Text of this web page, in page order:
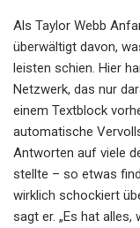
Als Taylor Webb
überwältigt davon,
leisten schien. Hier
Netzwerk, das nur
einem Textblock
automatische
Antworten auf viele
stellte – so etwas
wirklich schockiert
sagt er. „Es hat